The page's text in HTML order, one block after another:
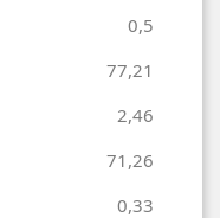
0,5
77,21
2,46
71,26
0,33